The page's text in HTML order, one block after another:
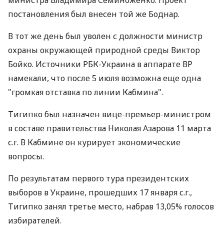
постановления был внесен той же Боднар.
В тот же день был уволен с должности министр
охраны окружающей природной среды Виктор
Бойко. Источники РБК-Украина в аппарате ВР
намекали, что после 5 июля возможна еще одна
"громкая отставка по линии Кабмина".
Тигипко был назначен вице-премьер-министром
в составе правительства Николая Азарова 11 марта
с.г. В Кабмине он курирует экономические
вопросы.
По результатам первого тура президентских
выборов в Украине, прошедших 17 января с.г.,
Тигипко занял третье место, набрав 13,05% голосов
избирателей.